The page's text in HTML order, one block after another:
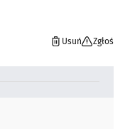
Usuń Zgłoś